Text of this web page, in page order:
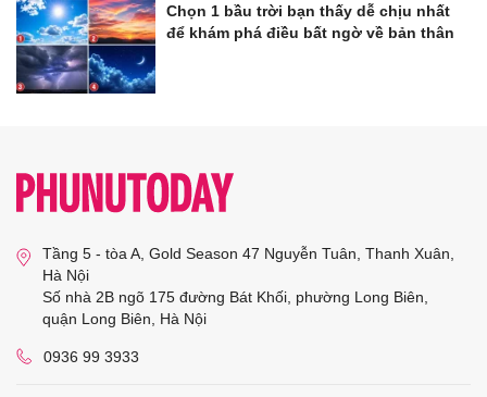
Chọn 1 bầu trời bạn thấy dễ chịu nhất
để khám phá điều bất ngờ về bản thân
Tầng 5 - tòa A, Gold Season 47 Nguyễn Tuân, Thanh Xuân,
Hà Nội
Số nhà 2B ngõ 175 đường Bát Khối, phường Long Biên,
quận Long Biên, Hà Nội
0936 99 3933